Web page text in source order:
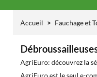
Accueil Fauchage et
AgriEuro: découvrez la
AgriEuro est le seul e-